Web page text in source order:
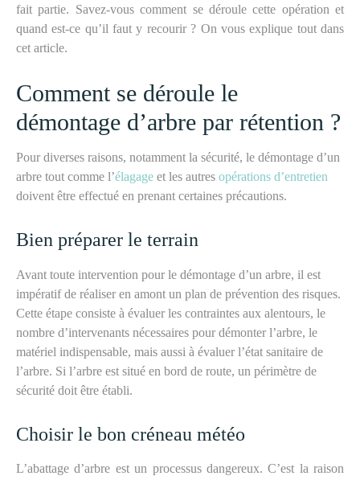
fait partie. Savez-vous comment se déroule cette opération et
quand est-ce qu’il faut y recourir ? On vous explique tout dans
cet article.
Comment se déroule le
démontage d’arbre par rétention ?
Pour diverses raisons, notamment la sécurité, le démontage d’un
arbre tout comme l’élagage et les autres opérations d’entretien
doivent être effectué en prenant certaines précautions.
Bien préparer le terrain
Avant toute intervention pour le démontage d’un arbre, il est
impératif de réaliser en amont un plan de prévention des risques.
Cette étape consiste à évaluer les contraintes aux alentours, le
nombre d’intervenants nécessaires pour démonter l’arbre, le
matériel indispensable, mais aussi à évaluer l’état sanitaire de
l’arbre. Si l’arbre est situé en bord de route, un périmètre de
sécurité doit être établi.
Choisir le bon créneau météo
L’abattage d’arbre est un processus dangereux. C’est la raison